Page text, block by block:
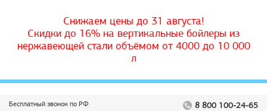
Снижаем цены до 31 августа!
Скидки до 16% на вертикальные бойлеры из
нержавеющей стали объёмом от 4000 до 10 000
л
Бесплатный звонок по РФ
8 800 100-24-65